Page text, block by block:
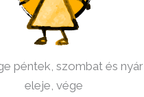
péntek, szombat és nyár
eleje, vége